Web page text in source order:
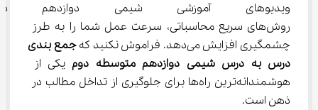
ویدیوهای آموزشی شیمی
روش‌های سریع محاسباتی، سرعت عمل شما را به طرز
چشمگیری افزایش می‌دهد. فراموش نکنید که
جمع بندی
درس به درس شیمی دوازدهم متوسطه دوم یکی از
هوشمندانه‌ترین راه‌ها برای جلوگیری از تداخل مطالب در
ذهن است.